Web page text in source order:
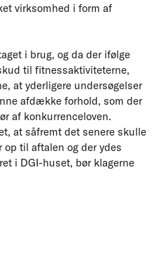
virksomhed i form af
i brug, og da der ifølge
til fitnessaktiviteterne,
at yderligere undersøgelser
afdække forhold, som der
af konkurrenceloven.
at såfremt det senere skulle
op til aftalen og der ydes
i DGI-huset, bør klagerne